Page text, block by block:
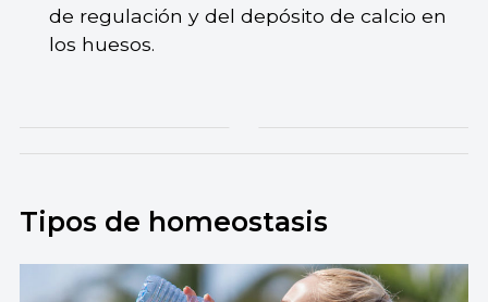
de regulación y del depósito de calcio en
los huesos.
Tipos de homeostasis